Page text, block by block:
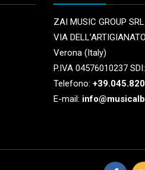
ZAI MUSIC GROUP SRL
VIA
Verona (Italy)
P.IVA 04576010237
Telefono:
E-mail: